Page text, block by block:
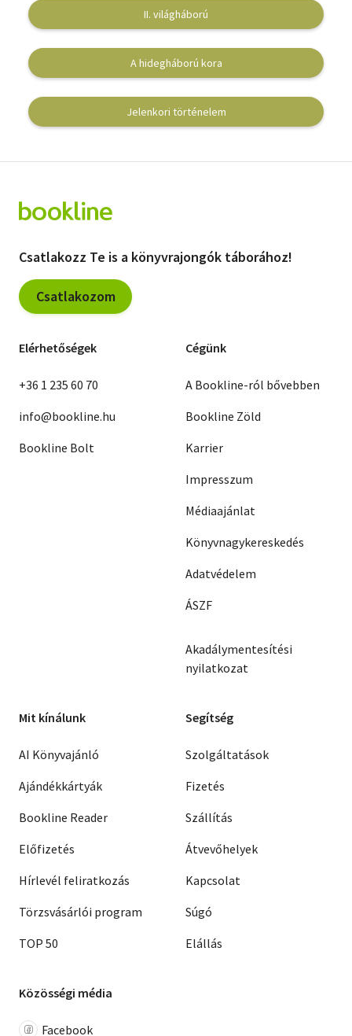
Egyéb
II. világháború
A hidegháború kora
Jelenkori történelem
Csatlakozz Te is a könyvrajongók táborához!
Csatlakozom
Elérhetőségek
+36 1 235 60 70
info@bookline.hu
Bookline Bolt
Cégünk
A Bookline-ról bővebben
Bookline Zöld
Karrier
Impresszum
Médiaajánlat
Könyvnagykereskedés
Adatvédelem
ÁSZF
Akadálymentesítési
nyilatkozat
Mit kínálunk
AI Könyvajánló
Ajándékkártyák
Bookline Reader
Előfizetés
Hírlevél feliratkozás
Törzsvásárlói program
TOP 50
Segítség
Szolgáltatások
Fizetés
Szállítás
Átvevőhelyek
Kapcsolat
Súgó
Elállás
Közösségi média
Facebook